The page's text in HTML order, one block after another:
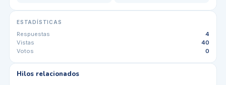
ESTADÍSTICAS
Respuestas
4
Vistas
40
Votos
0
Hilos relacionados